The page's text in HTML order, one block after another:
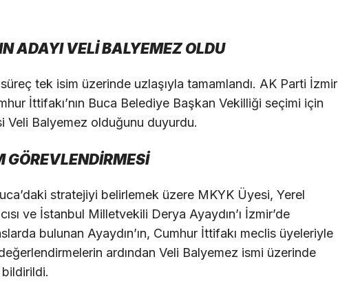
ADAYI VELİ BALYEMEZ OLDU
tek isim üzerinde uzlaşıyla tamamlandı. AK Parti İzmir
İttifakı’nın Buca Belediye Başkan Vekilliği seçimi için
Veli Balyemez olduğunu duyurdu.
GÖREVLENDİRMESİ
stratejiyi belirlemek üzere MKYK Üyesi, Yerel
ve İstanbul Milletvekili Derya Ayaydın’ı İzmir’de
bulunan Ayaydın’ın, Cumhur İttifakı meclis üyeleriyle
ardından Veli Balyemez ismi üzerinde